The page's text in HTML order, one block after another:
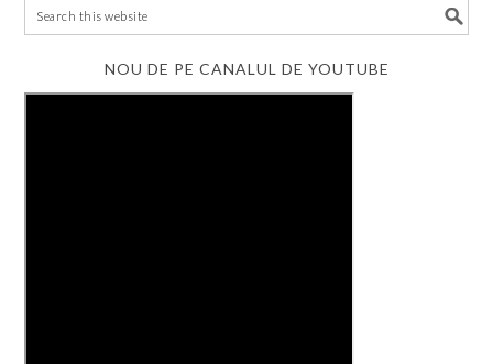
NOU DE PE CANALUL DE YOUTUBE